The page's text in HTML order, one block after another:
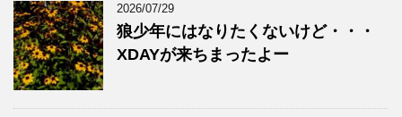
2026/07/29
狼少年にはなりたくないけど・・・
XDAYが来ちまったよー